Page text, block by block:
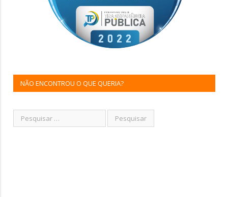
NÃO ENCONTROU O QUE QUERIA?